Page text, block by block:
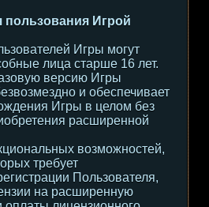
Игрой
Игры могут
лица старше 16 лет.
версию Игры
и обеспечивает
Игры в целом без
расширенной
возможностей,
требует
Пользователя,
на расширенную